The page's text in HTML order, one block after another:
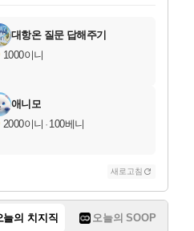
.되셨습니다.
되셨습니다.
되셨습니다.
되셨습니다.
되셨습니다.
되셨습니다.
션 (스팀코드)를 교환.
되셨습니다.
대항온 질문 답해주기
1000이니
애니모
2000이니 · 100베니
새로고침
늘의 치지직 오늘의 SOOP